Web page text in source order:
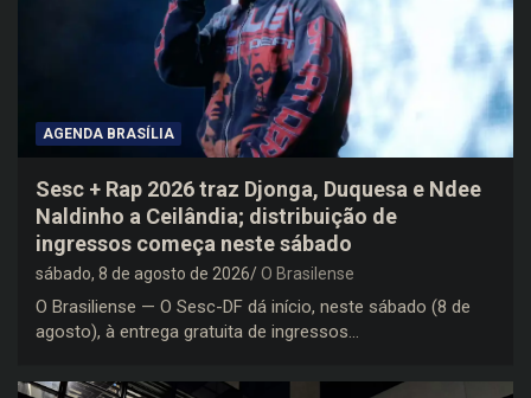
AGENDA BRASÍLIA
Sesc + Rap 2026 traz Djonga, Duquesa e Ndee
Naldinho a Ceilândia; distribuição de
ingressos começa neste sábado
sábado, 8 de agosto de 2026 O Brasilense
O Brasiliense — O Sesc-DF dá início, neste sábado (8 de
agosto), à entrega gratuita de ingressos…